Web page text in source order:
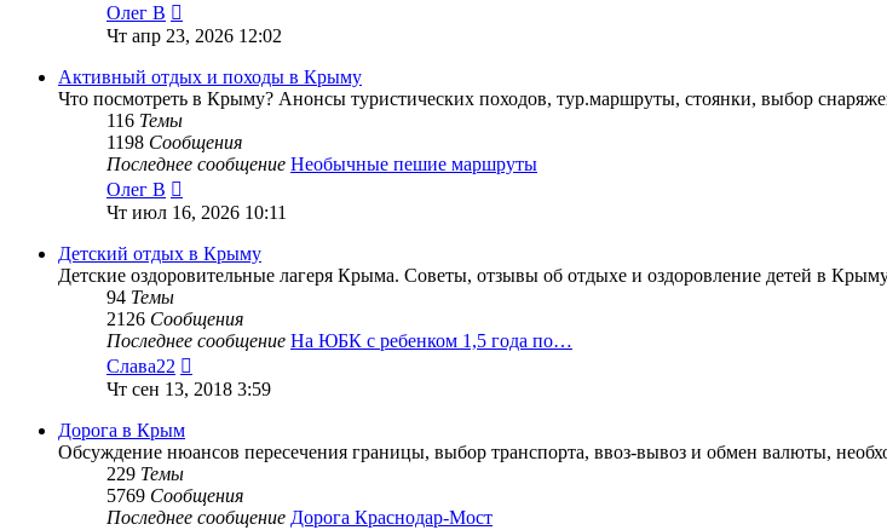
Олег В
к
последнему
сообщению
Чт апр 23, 2026 12:02
Активный отдых и походы в Крыму
Что посмотреть в Крыму? Анонсы туристических походов, тур.маршруты, стоянки, выбор
116 Темы
1198 Сообщения
Последнее сообщение Необычные пешие маршруты
Олег В
к
последнему
сообщению
Чт июл 16, 2026 10:11
Детский отдых в Крыму
Детские оздоровительные лагеря Крыма. Советы, отзывы об отдыхе и оздоровление детей в
94 Темы
2126 Сообщения
Последнее сообщение На ЮБК с ребенком 1,5 года по…
Слава22
к
Чт сен 13, 2018 3:59
Дорога в Крым
Обсуждение нюансов пересечения границы, выбор транспорта, ввоз-вывоз и обмен валюты,
229 Темы
5769 Сообщения
Последнее сообщение Дорога Краснодар-Мост